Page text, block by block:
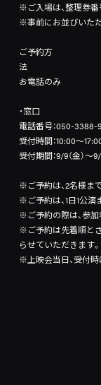
※ご入場は、整理券番
※事前にお並びいた
ご予約方
お電話のみ
・窓口
電話番号：050-3388-
受付時間：10:00～17:00
受付期間：9/9（金）～9/
※ご予約は、2名様ま
※ご予約は、1日1公演
※ご予約の際は、参
※ご予約は先着順と
らせていただきます。
※上映会当日、受付